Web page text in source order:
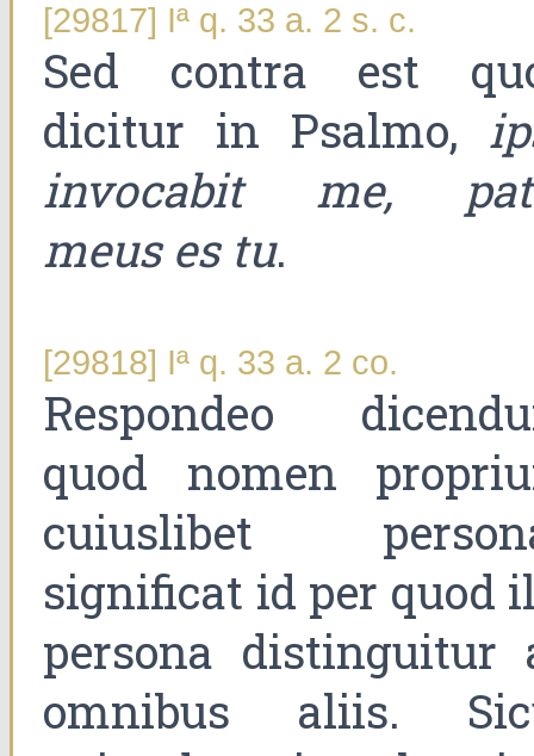
[29817] Iª q. 33 a. 2 s. c.
Sed contra est
dicitur in Psalmo,
invocabit me,
meus es tu.
[29818] Iª q. 33 a. 2 co.
Respondeo
quod nomen
cuiuslibet
significat id per quod
persona distinguitur
omnibus aliis.